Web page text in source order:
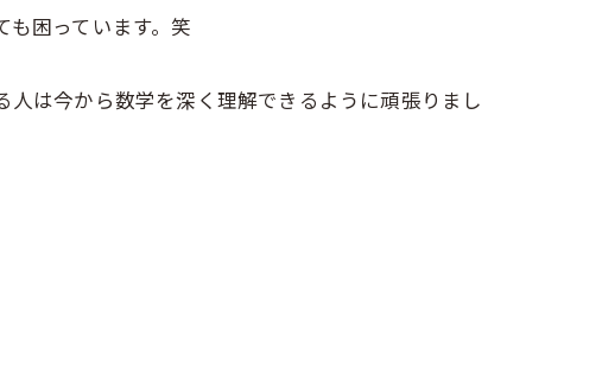
困っています。笑
は今から数学を深く理解できるように頑張りまし